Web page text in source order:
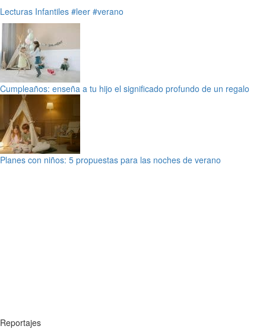
Lecturas Infantiles #leer #verano
Cumpleaños: enseña a tu hijo el significado profundo de un regalo
Planes con niños: 5 propuestas para las noches de verano
Reportajes